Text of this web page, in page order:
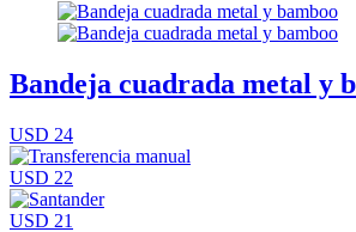
Bandeja cuadrada metal y
USD 24
USD 22
USD 21